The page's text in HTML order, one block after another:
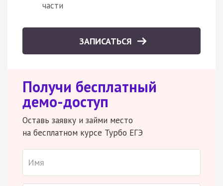
части
ЗАПИСАТЬСЯ
Получи бесплатный
демо-доступ
Оставь заявку и займи место
на бесплатном курсе Турбо ЕГЭ